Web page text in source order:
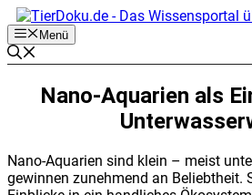
Zum
Inhalt
springen
Menü
Nano-Aqua­ri­en als
Nano-Aqua­ri­en sind klein – meist
gewin­nen zuneh­mend an Beliebt­heit.